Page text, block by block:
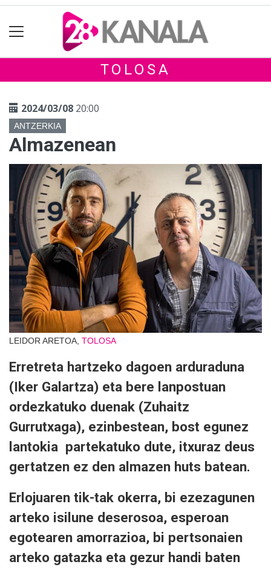
TOLOSA
2024/03/08 20:00
ANTZERKIA
Almazenean
LEIDOR ARETOA, TOLOSA
Erretreta hartzeko dagoen arduraduna
(Iker Galartza) eta bere lanpostuan
ordezkatuko duenak (Zuhaitz
Gurrutxaga), ezinbestean, bost egunez
lantokia partekatuko dute, itxuraz deus
gertatzen ez den almazen huts batean.
Erlojuaren tik-tak okerra, bi ezezagunen
arteko isilune deserosoa, esperoan
egotearen amorrazioa, bi pertsonaien
arteko gatazka eta gezur handi baten